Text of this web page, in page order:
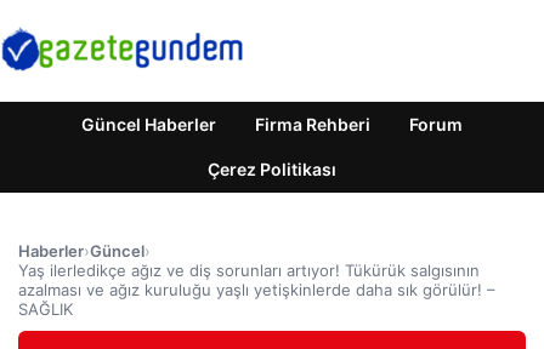
Güncel Haberler Firma Rehberi Forum
Çerez Politikası
Haberler›Güncel›
Yaş ilerledikçe ağız ve diş sorunları artıyor! Tükürük salgısının
azalması ve ağız kuruluğu yaşlı yetişkinlerde daha sık görülür! –
SAĞLIK